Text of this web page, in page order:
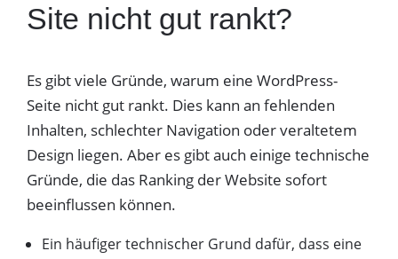
Site nicht gut rankt?
Es gibt viele Gründe, warum eine WordPress-
Seite nicht gut rankt. Dies kann an fehlenden
Inhalten, schlechter Navigation oder veraltetem
Design liegen. Aber es gibt auch einige technische
Gründe, die das Ranking der Website sofort
beeinflussen können.
Ein häufiger technischer Grund dafür, dass eine